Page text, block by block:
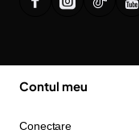
Contul meu
Conectare